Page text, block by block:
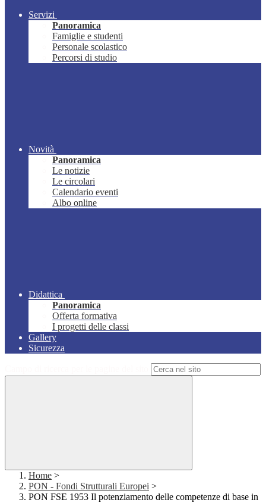
Servizi
Panoramica
Famiglie e studenti
Personale scolastico
Percorsi di studio
Novità
Panoramica
Le notizie
Le circolari
Calendario eventi
Albo online
Didattica
Panoramica
Offerta formativa
I progetti delle classi
Gallery
Sicurezza
Home >
PON - Fondi Strutturali Europei >
PON FSE 1953 Il potenziamento delle competenze di base in